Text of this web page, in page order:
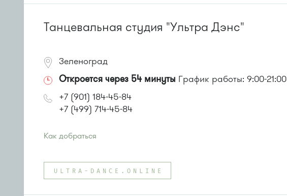
Танцевальная студия "Ультра Дэнс"
Зеленоград
Откроется через 54 минуты График работы: 9:00-21:00
+7 (901) 184-45-84
+7 (499) 714-45-84
Как добраться
Автобусы № 5, 15, 17, 20, 22, 32.
Маршрутка № 417м, 460м, 479м, 720м
ULTRA-DANCE.ONLINE